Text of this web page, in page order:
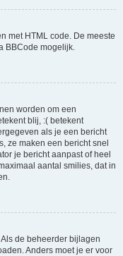
met HTML code. De meeste
BBCode mogelijk.
worden om een
blij, :( betekent
als je een bericht
ze maken een bericht snel
je bericht aanpast of heel
aantal smilies, dat in
de beheerder bijlagen
Anders moet je er voor